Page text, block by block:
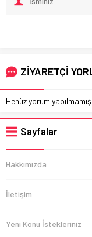
ZİYARETÇİ
Henüz yorum yapılmamış.
Sayfalar
Hakkımızda
İletişim
Yeni Konu İstekleriniz